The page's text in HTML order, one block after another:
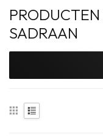
SADRAAN